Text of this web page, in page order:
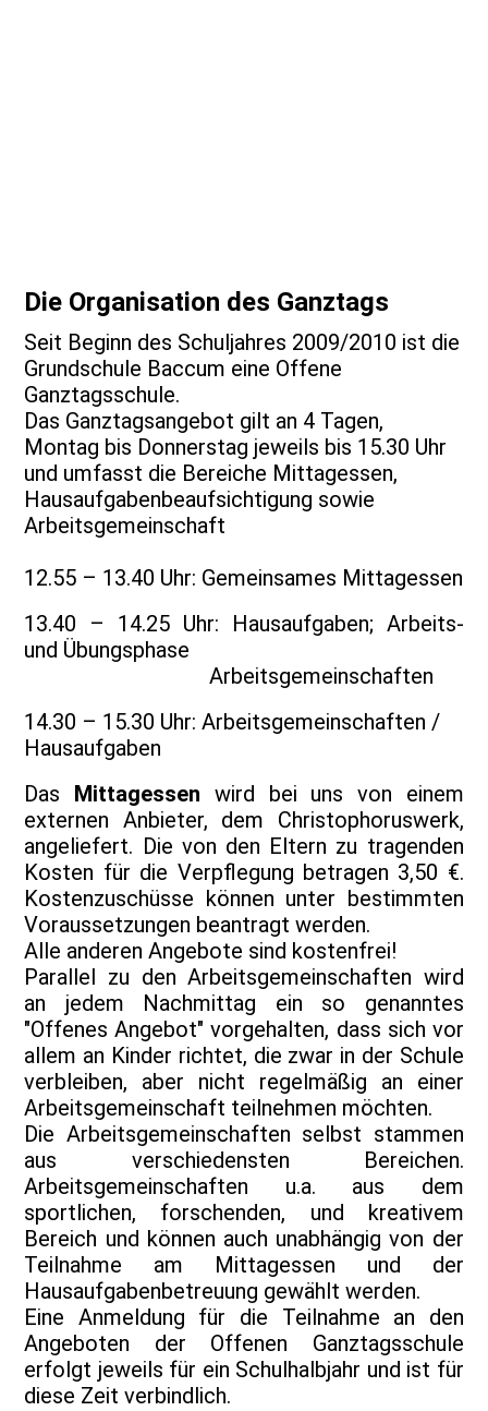
Die Organisation des Ganztags
Seit Beginn des Schuljahres 2009/2010 ist die
Grundschule Baccum eine Offene
Ganztagsschule.
Das Ganztagsangebot gilt an 4 Tagen,
Montag bis Donnerstag jeweils bis 15.30 Uhr
und umfasst die Bereiche Mittagessen,
Hausaufgabenbeaufsichtigung sowie
Arbeitsgemeinschaft
12.55 – 13.40 Uhr: Gemeinsames Mittagessen
13.40 – 14.25 Uhr: Hausaufgaben; Arbeits-
und Übungsphase
Arbeitsgemeinschaften
14.30 – 15.30 Uhr: Arbeitsgemeinschaften /
Hausaufgaben
Das Mittagessen wird bei uns von einem
externen Anbieter, dem Christophoruswerk,
angeliefert. Die von den Eltern zu tragenden
Kosten für die Verpflegung betragen 3,50 €.
Kostenzuschüsse können unter bestimmten
Voraussetzungen beantragt werden.
Alle anderen Angebote sind kostenfrei!
Parallel zu den Arbeitsgemeinschaften wird
an jedem Nachmittag ein so genanntes
"Offenes Angebot" vorgehalten, dass sich vor
allem an Kinder richtet, die zwar in der Schule
verbleiben, aber nicht regelmäßig an einer
Arbeitsgemeinschaft teilnehmen möchten.
Die Arbeitsgemeinschaften selbst stammen
aus verschiedensten Bereichen.
Arbeitsgemeinschaften u.a. aus dem
sportlichen, forschenden, und kreativem
Bereich und können auch unabhängig von der
Teilnahme am Mittagessen und der
Hausaufgabenbetreuung gewählt werden.
Eine Anmeldung für die Teilnahme an den
Angeboten der Offenen Ganztagsschule
erfolgt jeweils für ein Schulhalbjahr und ist für
diese Zeit verbindlich.